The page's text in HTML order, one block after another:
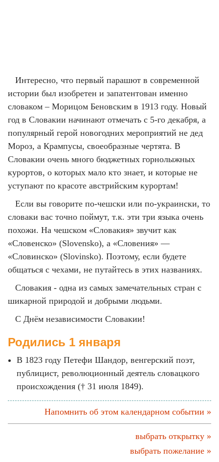
Интересно, что первый парашют в современной
истории был изобретен и запатентован именно
словаком – Морицом Беновским в 1913 году. Новый
год в Словакии начинают отмечать с 5-го декабря, а
популярный герой новогодних мероприятий не дед
Мороз, а Крампусы, своеобразные чертята. В
Словакии очень много бюджетных горнолыжных
курортов, о которых мало кто знает, и которые не
уступают по красоте австрийским курортам!
Если вы говорите по-чешски или по-украински, то
словаки вас точно поймут, т.к. эти три языка очень
похожи. На чешском «Словакия» звучит как
«Словенско» (Slovensko), а «Словения» —
«Словинско» (Slovinsko). Поэтому, если будете
общаться с чехами, не путайтесь в этих названиях.
Словакия - одна из самых замечательных стран с
шикарной природой и добрыми людьми.
С Днём независимости Словакии!
Родились 1 января
В 1823 году Петефи Шандор, венгерский поэт,
публицист, революционный деятель словацкого
происхождения († 31 июля 1849).
Напомнить об этом календарном событии »
выбрать открытку »
выбрать пожелание »